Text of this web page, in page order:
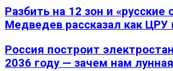
Разбить на 12 зон и «русские
Медведев рассказал как ЦРУ
Россия построит
2036 году — зачем нам